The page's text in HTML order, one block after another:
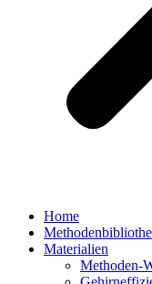
Home
Materialien
Methoden-